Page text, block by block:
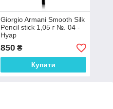
Giorgio Armani Smooth Silk
Pencil stick 1,05 г №. 04 -
Нуар
850₴
Купити